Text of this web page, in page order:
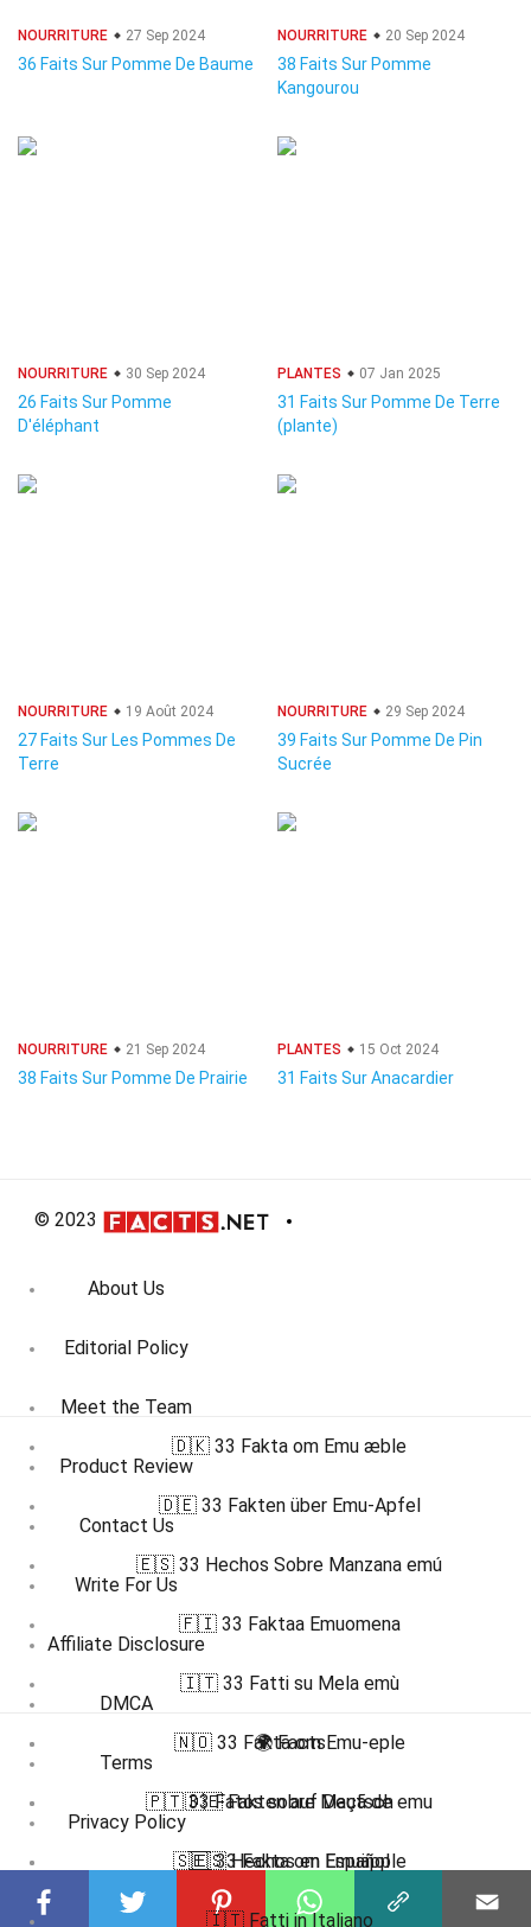
NOURRITURE 27 Sep 2024
36 Faits Sur Pomme De Baume
NOURRITURE 20 Sep 2024
38 Faits Sur Pomme
Kangourou
NOURRITURE 30 Sep 2024
26 Faits Sur Pomme
D'éléphant
PLANTES 07 Jan 2025
31 Faits Sur Pomme De Terre
(plante)
NOURRITURE 19 Août 2024
27 Faits Sur Les Pommes De
Terre
NOURRITURE 29 Sep 2024
39 Faits Sur Pomme De Pin
Sucrée
NOURRITURE 21 Sep 2024
38 Faits Sur Pomme De Prairie
PLANTES 15 Oct 2024
31 Faits Sur Anacardier
© 2023
About Us
Editorial Policy
Meet the Team
Product Review
Contact Us
Write For Us
Affiliate Disclosure
DMCA
Terms
Privacy Policy
🇩🇰 33 Fakta om Emu æble
🇩🇪 33 Fakten über Emu-Apfel
🇪🇸 33 Hechos Sobre Manzana emú
🇫🇮 33 Faktaa Emuomena
🇮🇹 33 Fatti su Mela emù
🇳🇴 33 Fakta om Emu-eple
🇵🇹 33 Fatos sobre Maçã de emu
🇸🇪 33 Fakta om Emuäpple
🌍 Facts
🇩🇪 Fakten auf Deutsch
🇪🇸 Hechos en Español
🇮🇹 Fatti in Italiano